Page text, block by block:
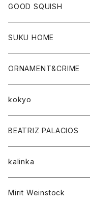
GOOD SQUISH
SUKU HOME
ORNAMENT&CRIME
kokyo
BEATRIZ PALACIOS
kalinka
Mirit Weinstock